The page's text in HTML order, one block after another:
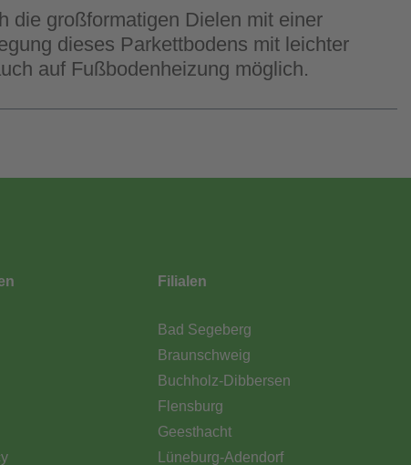
die großformatigen Dielen mit einer
dieses Parkettbodens mit leichter
auf Fußbodenheizung möglich.
Filialen
Bad Segeberg
Braunschweig
Buchholz-Dibbersen
Flensburg
Geesthacht
Lüneburg-Adendorf